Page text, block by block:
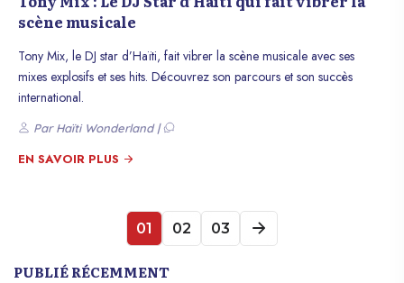
scène musicale
Tony Mix, le DJ star d’Haïti, fait vibrer la scène musicale avec ses
mixes explosifs et ses hits. Découvrez son parcours et son succès
international.
Par Haïti Wonderland |
EN SAVOIR PLUS
01 02 03
PUBLIÉ RÉCEMMENT